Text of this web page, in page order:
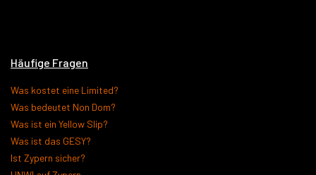
Häufige Fragen
Was kostet eine Limited?
Was bedeutet Non Dom?
Was ist ein Yellow Slip?
Was ist das GESY?
Ist Zypern sicher?